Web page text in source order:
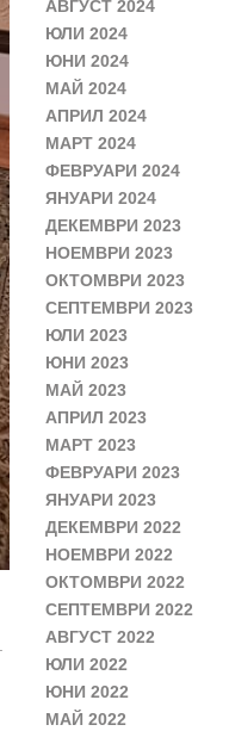
АВГУСТ 2024
ЮЛИ 2024
ЮНИ 2024
МАЙ 2024
АПРИЛ 2024
МАРТ 2024
ФЕВРУАРИ 2024
ЯНУАРИ 2024
ДЕКЕМВРИ 2023
НОЕМВРИ 2023
ОКТОМВРИ 2023
СЕПТЕМВРИ 2023
ЮЛИ 2023
ЮНИ 2023
МАЙ 2023
АПРИЛ 2023
МАРТ 2023
ФЕВРУАРИ 2023
ЯНУАРИ 2023
ДЕКЕМВРИ 2022
НОЕМВРИ 2022
ОКТОМВРИ 2022
СЕПТЕМВРИ 2022
АВГУСТ 2022
ЮЛИ 2022
ЮНИ 2022
МАЙ 2022